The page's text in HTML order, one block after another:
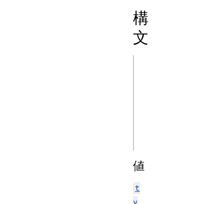
構
文
値
t